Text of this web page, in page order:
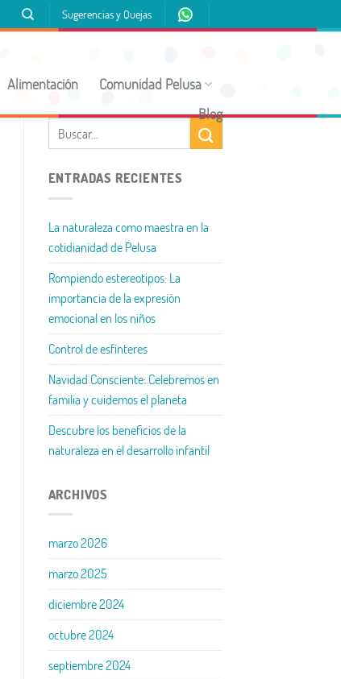
Sugerencias y Quejas
Alimentación
Comunidad Pelusa
Blog
ENTRADAS RECIENTES
La naturaleza como maestra en la
cotidianidad de Pelusa
Rompiendo estereotipos: La
importancia de la expresión
emocional en los niños
Control de esfínteres
Navidad Consciente: Celebremos en
familia y cuidemos el planeta
Descubre los beneficios de la
naturaleza en el desarrollo infantil
ARCHIVOS
marzo 2026
marzo 2025
diciembre 2024
octubre 2024
septiembre 2024